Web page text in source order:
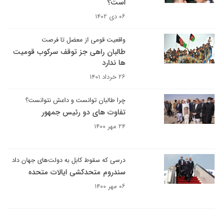
است؟
۰۶ دی ۱۴۰۲
واقعیت قومی از معضل تا فرصت
طالبان راهی جز توقف سرکوب قومیت
ها ندارد
۲۶ خرداد ۱۴۰۱
چرا طالبان توانست و داعش نتوانست؟
تفاوت های دو رئیس جمهور
۲۴ مهر ۱۴۰۰
درسی که سقوط کابل به دولت‌های جهان داد
سندروم متحدکشی ایالات متحده
۰۶ مهر ۱۴۰۰